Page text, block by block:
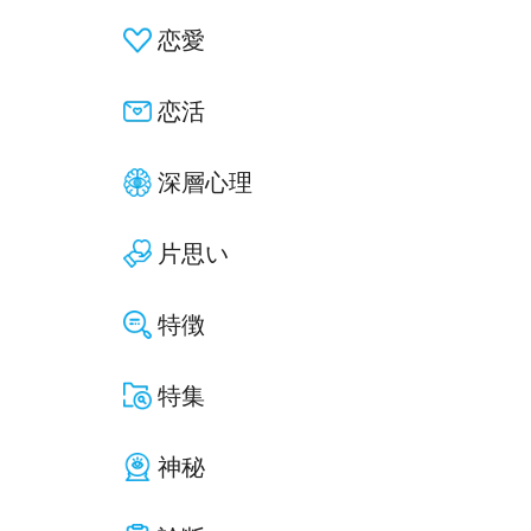
恋愛
恋活
深層心理
片思い
特徴
特集
神秘